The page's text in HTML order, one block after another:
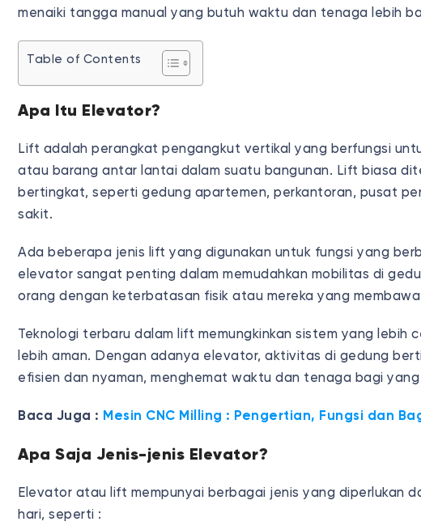
menaiki tangga manual yang butuh waktu dan tenaga lebih
Table of Contents
Apa Itu Elevator?
Lift adalah perangkat pengangkut vertikal yang berfungsi
atau barang antar lantai dalam suatu bangunan. Lift biasa
bertingkat, seperti gedung apartemen, perkantoran, pusat
sakit.
Ada beberapa jenis lift yang digunakan untuk fungsi yang
elevator sangat penting dalam memudahkan mobilitas di
orang dengan keterbatasan fisik atau mereka yang
Teknologi terbaru dalam lift memungkinkan sistem yang lebih
lebih aman. Dengan adanya elevator, aktivitas di gedung
efisien dan nyaman, menghemat waktu dan tenaga bagi
Baca Juga : Mesin CNC Milling : Pengertian, Fungsi dan
Apa Saja Jenis-jenis Elevator?
Elevator atau lift mempunyai berbagai jenis yang diperlukan
hari, seperti :